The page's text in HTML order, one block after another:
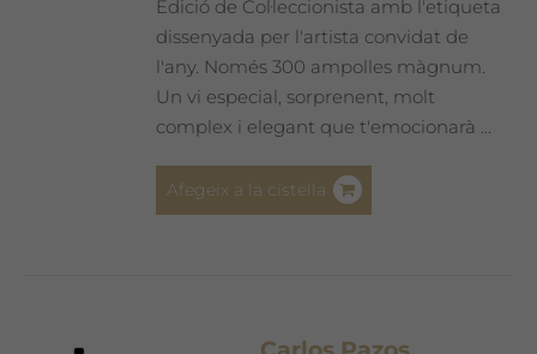
Edició de Col·leccionista amb l'etiqueta
dissenyada per l'artista convidat de
l'any. Només 300 ampolles màgnum.
Un vi especial, sorprenent, molt
complex i elegant que t'emocionarà ...
Afegeix a la cistella